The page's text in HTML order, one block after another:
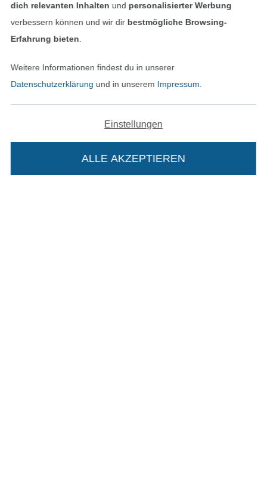
In deinen Warenkorb
Impressum
dich relevanten Inhalten und personalisierter Werbung
verbessern können und wir dir bestmögliche Browsing-
Erfahrung bieten
Weitere Informationen findest du in unserer
Datenschutzerklärung und in unserem Impressum
Einstellungen
ALLE AKZEPTIEREN